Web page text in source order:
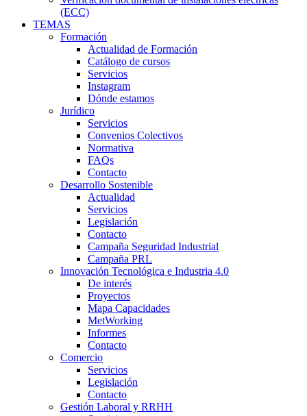
(ECC)
TEMAS
Formación
Actualidad de Formación
Catálogo de cursos
Servicios
Instagram
Dónde estamos
Jurídico
Servicios
Convenios Colectivos
Normativa
FAQs
Contacto
Desarrollo Sostenible
Actualidad
Servicios
Legislación
Contacto
Campaña Seguridad Industrial
Campaña PRL
Innovación Tecnológica e Industria 4.0
De interés
Proyectos
Mapa Capacidades
MetWorking
Informes
Contacto
Comercio
Servicios
Legislación
Contacto
Gestión Laboral y RRHH